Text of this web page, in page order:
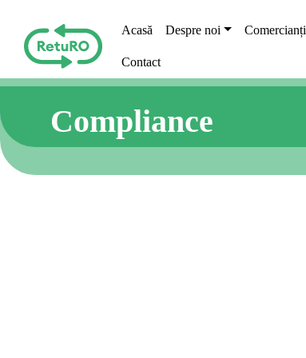
Main navigation
Acasă Despre noi Comercianți
Contact
Compliance